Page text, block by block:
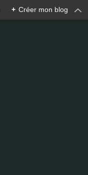
+ Créer mon blog